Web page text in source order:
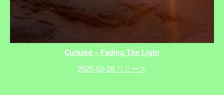
Curazed – Fading The Light
2025-02-28 リリース